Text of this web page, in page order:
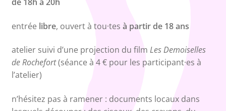
entrée libre, ouvert à tou·tes à partir de 18 ans
atelier suivi d’une projection du film Les Demoiselles
de Rochefort(séance à 4 € pour les participant·es à
l’atelier)
n’hésitez pas à ramener : documents locaux dans